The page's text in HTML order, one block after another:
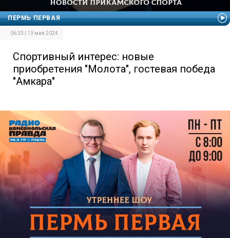
ПЕРМЬ ПЕРВАЯ
06:33 | 13 мая 2024
Спортивный интерес: новые
приобретения "Молота", гостевая победа
"Амкара"